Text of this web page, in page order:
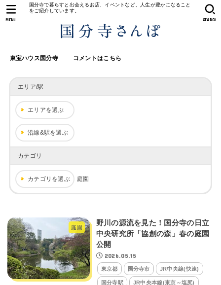
国分寺で暮らすと出会えるお店、イベントなど、人生が豊かになること
をご紹介しています。
東宝ハウス国分寺 コメントはこちら
SEARCH
MENU
エリア/駅
エリアを選ぶ
沿線&駅を選ぶ
カテゴリ
カテゴリを選ぶ 庭園
庭園
野川の源流を見た！国分寺の日立
中央研究所「協創の森」春の庭園
公開
2026.05.15
東京都 国分寺市 JR中央線(快速)
国分寺駅 JR中央本線(東京～塩尻)